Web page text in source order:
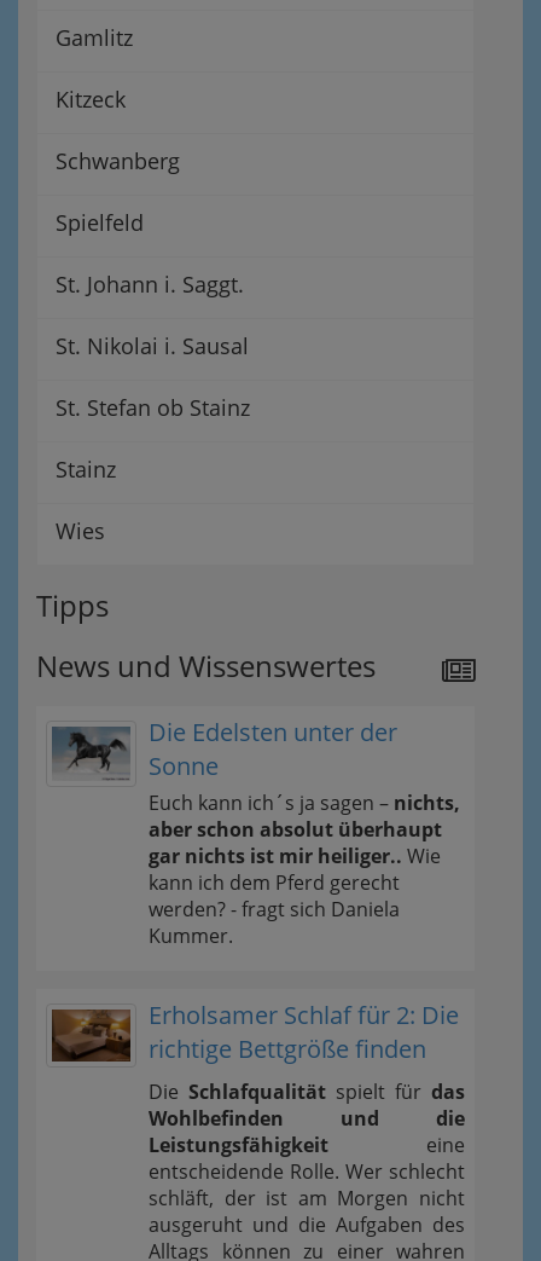
Gamlitz
Kitzeck
Schwanberg
Spielfeld
St. Johann i. Saggt.
St. Nikolai i. Sausal
St. Stefan ob Stainz
Stainz
Wies
Tipps
News und Wissenswertes
Die Edelsten unter der
Sonne
Euch kann ich´s ja sagen – nichts,
aber schon absolut überhaupt
gar nichts ist mir heiliger.. Wie
kann ich dem Pferd gerecht
werden? - fragt sich Daniela
Kummer.
Erholsamer Schlaf für 2: Die
richtige Bettgröße finden
Die Schlafqualität spielt für das
Wohlbefinden und die
Leistungsfähigkeit eine
entscheidende Rolle. Wer schlecht
schläft, der ist am Morgen nicht
ausgeruht und die Aufgaben des
Alltags können zu einer wahren